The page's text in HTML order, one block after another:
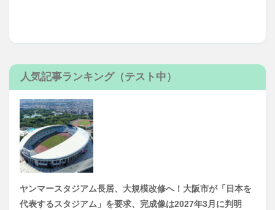
人気記事ランキング（テスト中）
ヤンマースタジアム長居、大規模改修へ！大阪市が「日本を
代表するスタジアム」を要求、完成像は2027年3月に判明